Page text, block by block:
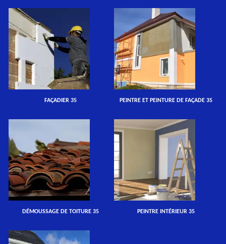
FAÇADIER 35 PEINTRE ET PEINTURE DE FAÇADE 35
DÉMOUSSAGE DE TOITURE 35 PEINTRE INTÉRIEUR 35